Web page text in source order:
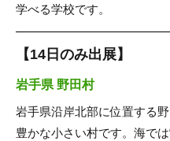
学べる学校です。
【14日のみ出展】
岩手県 野田村
岩手県沿岸北部に位置する
豊かな小さい村です。海で